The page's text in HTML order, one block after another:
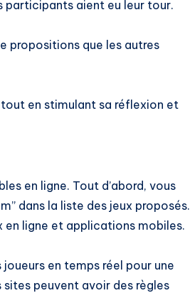
participants aient eu leur tour.
propositions que les autres
en stimulant sa réflexion et
en ligne. Tout d’abord, vous
dans la liste des jeux proposés.
ligne et applications mobiles.
en temps réel pour une
peuvent avoir des règles